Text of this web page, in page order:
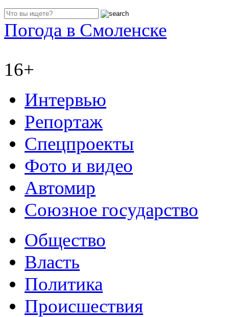
Погода в Смоленске
16+
Интервью
Репортаж
Спецпроекты
Фото и видео
Автомир
Союзное государство
Общество
Власть
Политика
Происшествия